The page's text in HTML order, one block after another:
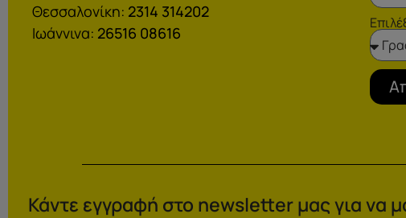
Θεσσαλονίκη: 2314 314202
Ιωάννινα: 26516 08616
Κάντε εγγραφή στο newsletter μας για να